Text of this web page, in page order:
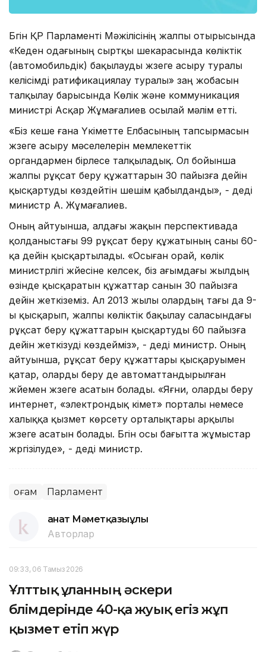
Бүгін ҚР Парламенті Мәжілісінің жалпы отырысында
«Кеден одағының сыртқы шекарасында көліктік
(автомобильдік) бақылауды жүзеге асыру туралы
келісімді ратификациялау туралы» заң жобасын
талқылау барысында Көлік және коммуникация
министрі Асқар Жұмағалиев осылай мәлім етті.
«Біз кеше ғана Үкіметте Елбасының тапсырмасын
жүзеге асыру мәселелерін мемлекеттік
органдармен бірлесе талқыладық. Ол бойынша
жалпы рұқсат беру құжаттарын 30 пайызға дейін
қысқартуды көздейтін шешім қабылданды», - деді
министр А. Жұмағалиев.
Оның айтуынша, алдағы жақын перспективада
қолданыстағы 99 рұқсат беру құжатының саны 60-
қа дейін қысқартылады. «Осыған орай, көлік
министрлігі жүйесіне келсек, біз ағымдағы жылдың
өзінде қысқаратын құжаттар санын 30 пайызға
дейін жеткіземіз. Ал 2013 жылы олардың тағы да 9-
ы қысқарып, жалпы көліктік бақылау саласындағы
рұқсат беру құжаттарын қысқартуды 60 пайызға
дейін жеткізуді көздейміз», - деді министр. Оның
айтуынша, рұқсат беру құжаттары қысқаруымен
қатар, оларды беру де автоматтандырылған
жүйемен жүзеге асатын болады. «Яғни, оларды беру
интернет, «электрондық үкімет» порталы немесе
халыққа қызмет көрсету орталықтары арқылы
жүзеге асатын болады. Бүгін осы бағытта жұмыстар
жүргізілуде», - деді министр.
Қоғам Парламент
Қанат Мәметқазыұлы
Авторлар
09:33, 06 Тамыз 2026
Ұлттық ұланның әскери
бөлімдерінде 40-қа жуық егіз жұп
қызмет етіп жүр